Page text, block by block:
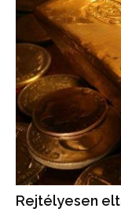
Rejtélyesen